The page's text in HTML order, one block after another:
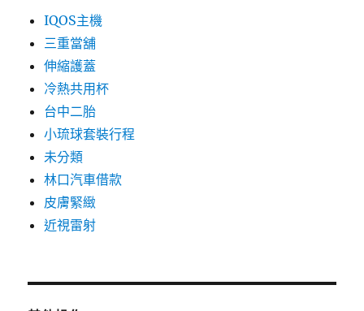
IQOS主機
三重當舖
伸縮護蓋
冷熱共用杯
台中二胎
小琉球套裝行程
未分類
林口汽車借款
皮膚緊緻
近視雷射